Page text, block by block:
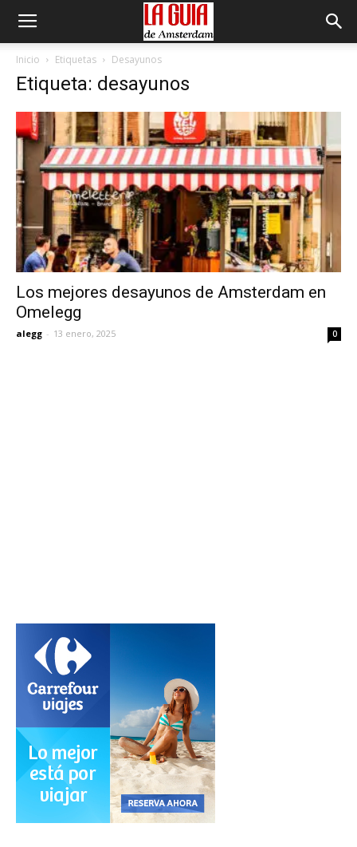
Inicio Etiquetas Desayunos
Etiqueta: desayunos
Los mejores desayunos de Amsterdam en
Omelegg
alegg - 13 enero, 2025 0